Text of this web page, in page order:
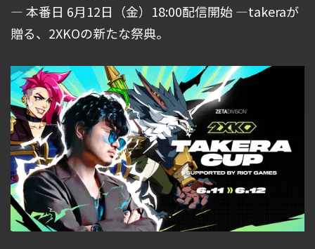
― 本番日 6月12日（金）18:00配信開始 ―takeraが
贈る、2XKOの新たな祭典。